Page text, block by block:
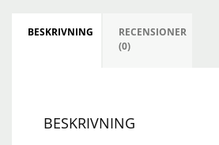
BESKRIVNING
RECENSIONER
(0)
BESKRIVNING